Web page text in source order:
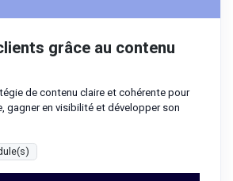
grâce au contenu
de contenu claire et cohérente pour
gagner en visibilité et développer son